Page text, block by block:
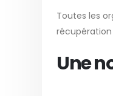
Toutes les
Une